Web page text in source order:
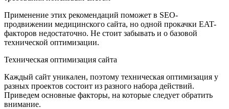
Применение этих рекомендаций поможет в SEO-
продвижении медицинского сайта, но одной прокачки EAT-
факторов недостаточно. Не стоит забывать и о базовой
технической оптимизации.
Техническая оптимизация сайта
Каждый сайт уникален, поэтому техническая оптимизация у
разных проектов состоит из разного набора действий.
Приведем основные факторы, на которые следует обратить
внимание.